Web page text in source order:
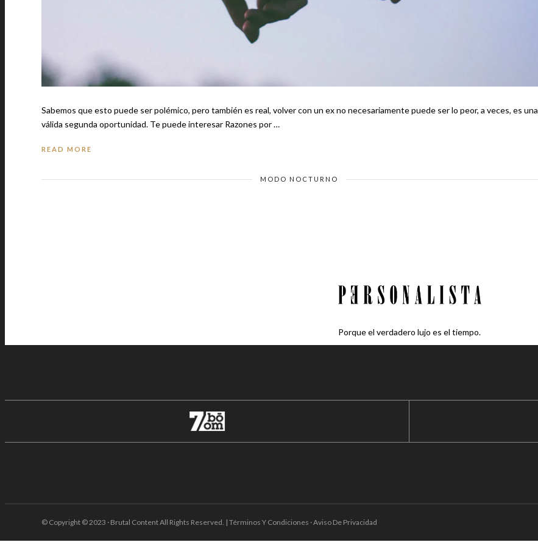
Sabemos que esto puede ser polémico, pero también es real, volver con un ex no necesariamente puede ser lo peor, a veces, es una
válida segunda oportunidad. Te puede interesar Razones por …
READ MORE
MODO NOCTURNO
Porque el verdadero lujo es el tiempo.
© Copyright © 2023 · Brutal Content All Rights Reserved. | Términos Y Condiciones · Aviso De Privacidad